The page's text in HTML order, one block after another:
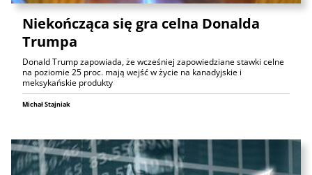
Niekończąca się gra celna Donalda
Trumpa
Donald Trump zapowiada, że wcześniej zapowiedziane stawki celne
na poziomie 25 proc. mają wejść w życie na kanadyjskie i
meksykańskie produkty
Michał Stajniak